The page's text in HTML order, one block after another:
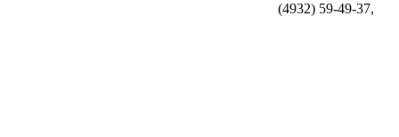
(4932) 59-49-37,